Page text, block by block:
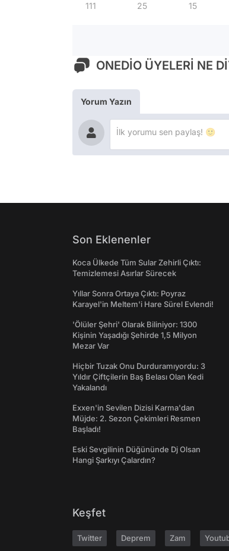
111 25 15
ONEDİO ÜYELERİ NE
Yorum Yazın
Son Eklenenler
Koca Ülkede Tüm Sular Zehirli Çıktı:
Temizlemesi Asırlar Sürecek
Yıllar Sonra Ortaya Çıktı: Poyraz
Karayel'in Meltem'i Hare Sürel Evlendi!
'Ölüler Şehri' Olarak Biliniyor: 1300
Kişinin Yaşadığı Şehirde 1,5 Milyon
Mezar Var
Hiçbir Tuzak Onu Durduramıyordu: 3
Yıldır Çiftçilerin Baş Belası Olan Kedi
Yakalandı
Exxen'in Sevilen Dizisi Karma'dan
Müjde: 2. Sezon Çekimleri Resmen
Başladı!
Eski Sevgilinin Düğününde Dj Olsan
Hangi Şarkıyı Çalardın?
Keşfet
Twitter Deprem Zam